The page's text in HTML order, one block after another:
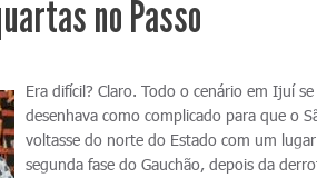
no Passo
Era difícil? Claro. Todo o cenário em Ijuí se
desenhava como complicado para que o
voltasse do norte do Estado com um
segunda fase do Gauchão, depois da